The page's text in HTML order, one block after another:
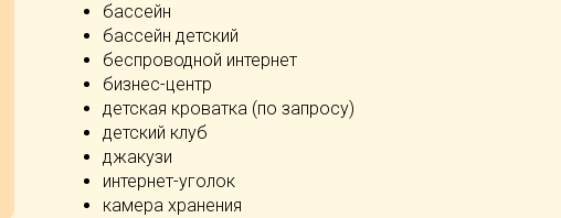
бассейн
бассейн детский
беспроводной интернет
бизнес-центр
детская кроватка (по запросу)
детский клуб
джакузи
интернет-уголок
камера хранения